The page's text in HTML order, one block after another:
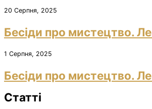
20 Серпня, 2025
Бесіди про мистецтво.
1 Серпня, 2025
Бесіди про мистецтво.
Статті